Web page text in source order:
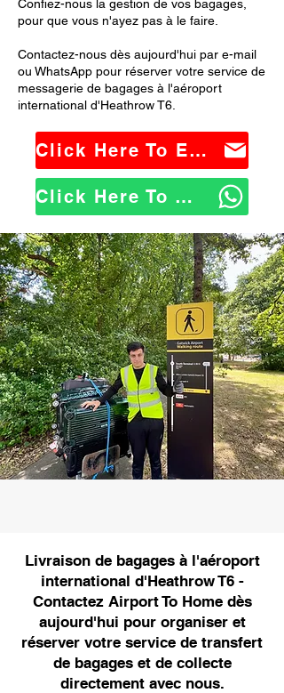
Confiez-nous la gestion de vos bagages,
pour que vous n'ayez pas à le faire.
Contactez-nous dès aujourd'hui par e-mail
ou WhatsApp pour réserver votre service de
messagerie de bagages à l'aéroport
international d'Heathrow T6.
Click Here To Email Us
Click Here To WhatsApp Us
Livraison de bagages à l'aéroport
international d'Heathrow T6 -
Contactez Airport To Home dès
aujourd'hui pour organiser et
réserver votre service de transfert
de bagages et de collecte
directement avec nous.